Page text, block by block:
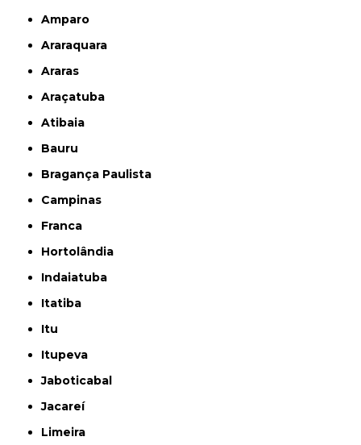
Amparo
Araraquara
Araras
Araçatuba
Atibaia
Bauru
Bragança Paulista
Campinas
Franca
Hortolândia
Indaiatuba
Itatiba
Itu
Itupeva
Jaboticabal
Jacareí
Limeira